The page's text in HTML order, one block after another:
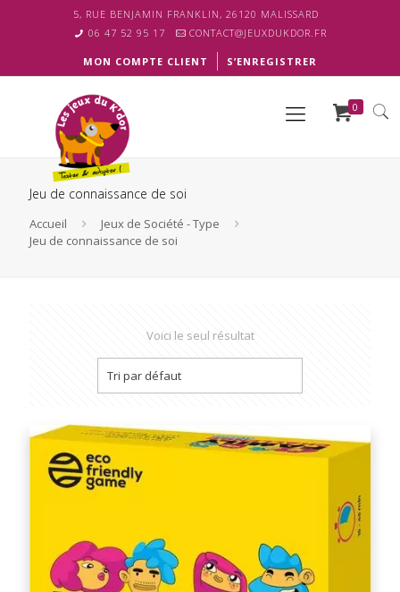
5, RUE BENJAMIN FRANKLIN, 26120 MALISSARD
06 47 52 95 17
CONTACT@JEUXDUKDOR.FR
MON COMPTE CLIENT S’ENREGISTRER
0
Jeu de connaissance de soi
Accueil
Jeux de Société - Type
Jeu de connaissance de soi
Voici le seul résultat